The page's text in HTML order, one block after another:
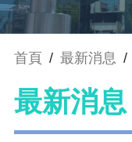
首頁 / 最新消息 /
最新消息